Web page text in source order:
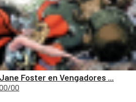
Foster en Vengadores ...
00